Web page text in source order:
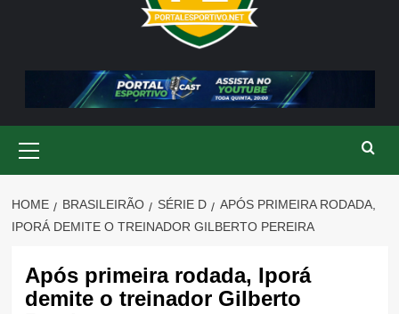
Menu
HOME BRASILEIRÃO SÉRIE D
APÓS PRIMEIRA RODADA,
IPORÁ DEMITE O TREINADOR GILBERTO PEREIRA
Após primeira rodada, Iporá
demite o treinador Gilberto